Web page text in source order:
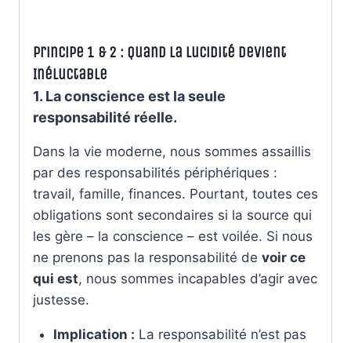
Principe 1 & 2 : Quand la Lucidité Devient
Inéluctable
1. La conscience est la seule
responsabilité réelle.
Dans la vie moderne, nous sommes assaillis
par des responsabilités périphériques :
travail, famille, finances. Pourtant, toutes ces
obligations sont secondaires si la source qui
les gère – la conscience – est voilée. Si nous
ne prenons pas la responsabilité de voir ce
qui est, nous sommes incapables d’agir avec
justesse.
Implication : La responsabilité n’est pas